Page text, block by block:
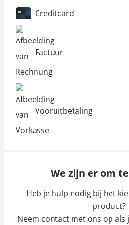
Creditcard
Factuur
Vooruitbetaling
We zijn er om
Heb je hulp nodig bij het
product?
Neem contact met ons op als